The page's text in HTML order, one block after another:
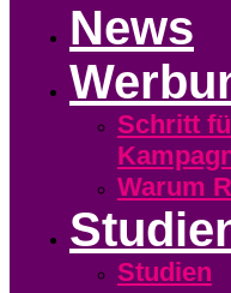
News
Schritt
Warum
Studien